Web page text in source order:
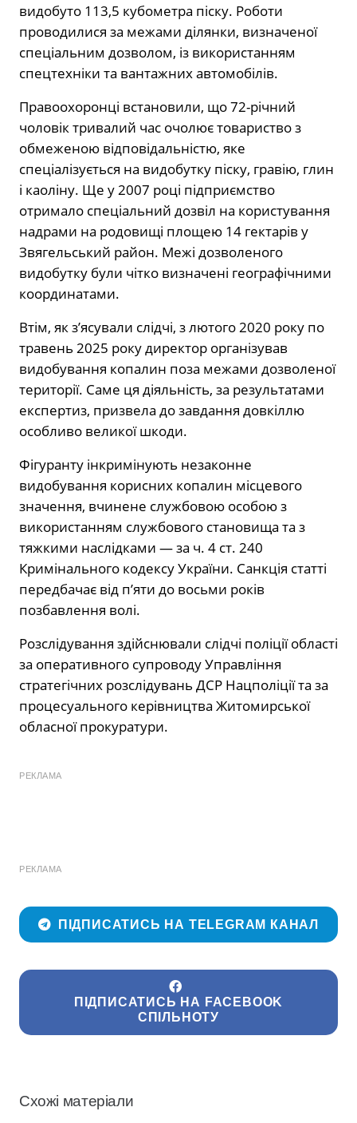
видобуто 113,5 кубометра піску. Роботи
проводилися за межами ділянки, визначеної
спеціальним дозволом, із використанням
спецтехніки та вантажних автомобілів.
Правоохоронці встановили, що 72-річний
чоловік тривалий час очолює товариство з
обмеженою відповідальністю, яке
спеціалізується на видобутку піску, гравію, глин
і каоліну. Ще у 2007 році підприємство
отримало спеціальний дозвіл на користування
надрами на родовищі площею 14 гектарів у
Звягельський район. Межі дозволеного
видобутку були чітко визначені географічними
координатами.
Втім, як з’ясували слідчі, з лютого 2020 року по
травень 2025 року директор організував
видобування копалин поза межами дозволеної
території. Саме ця діяльність, за результатами
експертиз, призвела до завдання довкіллю
особливо великої шкоди.
Фігуранту інкримінують незаконне
видобування корисних копалин місцевого
значення, вчинене службовою особою з
використанням службового становища та з
тяжкими наслідками — за ч. 4 ст. 240
Кримінального кодексу України. Санкція статті
передбачає від п’яти до восьми років
позбавлення волі.
Розслідування здійснювали слідчі поліції області
за оперативного супроводуУправління
стратегічних розслідувань ДСР Нацполіціїта за
процесуального керівництва Житомирської
обласної прокуратури.
РЕКЛАМА
РЕКЛАМА
ПІДПИСАТИСЬ НА TELEGRAM КАНАЛ
ПІДПИСАТИСЬ НА FACEBOOK
СПІЛЬНОТУ
Схожі матеріали